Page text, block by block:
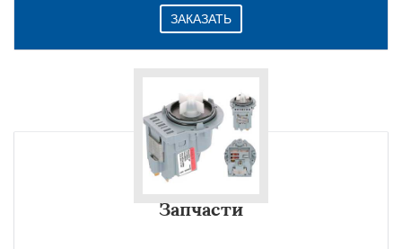
ЗАКАЗАТЬ
Запчасти